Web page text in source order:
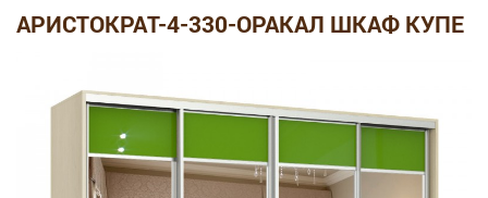
АРИСТОКРАТ-4-330-ОРАКАЛ ШКАФ КУПЕ